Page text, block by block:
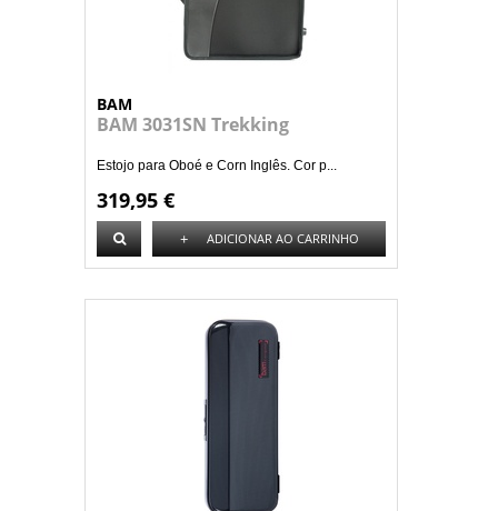
BAM
BAM 3031SN Trekking
Estojo para Oboé e Corn Inglês. Cor p...
319,95 €
+ ADICIONAR AO CARRINHO